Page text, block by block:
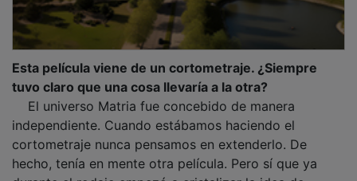
tuvo claro que una cosa llevaría a la otra?
El universo Matria fue concebido de manera
independiente. Cuando estábamos haciendo el
cortometraje nunca pensamos en extenderlo. De
hecho, tenía en mente otra película. Pero sí que ya
durante el rodaje empezó a cristalizar la idea de